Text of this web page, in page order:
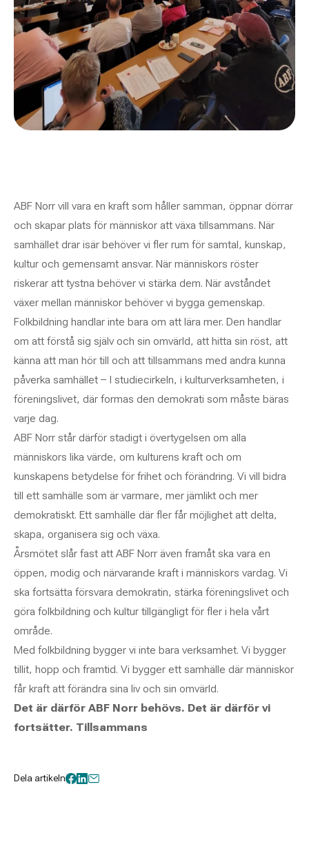
ABF Norr vill vara en kraft som håller samman, öppnar dörrar
och skapar plats för människor att växa tillsammans. När
samhället drar isär behöver vi fler rum för samtal, kunskap,
kultur och gemensamt ansvar. När människors röster
riskerar att tystna behöver vi stärka dem. När avståndet
växer mellan människor behöver vi bygga gemenskap.
Folkbildning handlar inte bara om att lära mer. Den handlar
om att förstå sig själv och sin omvärld, att hitta sin röst, att
känna att man hör till och att tillsammans med andra kunna
påverka samhället – I studiecirkeln, i kulturverksamheten, i
föreningslivet, där formas den demokrati som måste bäras
varje dag.
ABF Norr står därför stadigt i övertygelsen om alla
människors lika värde, om kulturens kraft och om
kunskapens betydelse för frihet och förändring. Vi vill bidra
till ett samhälle som är varmare, mer jämlikt och mer
demokratiskt. Ett samhälle där fler får möjlighet att delta,
skapa, organisera sig och växa.
Årsmötet slår fast att ABF Norr även framåt ska vara en
öppen, modig och närvarande kraft i människors vardag. Vi
ska fortsätta försvara demokratin, stärka föreningslivet och
göra folkbildning och kultur tillgängligt för fler i hela vårt
område.
Med folkbildning bygger vi inte bara verksamhet. Vi bygger
tillit, hopp och framtid. Vi bygger ett samhälle där människor
får kraft att förändra sina liv och sin omvärld.
Det är därför ABF Norr behövs. Det är därför vi
fortsätter. Tillsammans
Dela artikeln